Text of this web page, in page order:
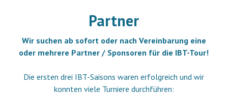
Partner
Wir suchen ab sofort oder nach Vereinbarung eine
oder mehrere Partner / Sponsoren für die IBT-Tour!
Die ersten drei IBT-Saisons waren erfolgreich und wir
konnten viele Turniere durchführen: